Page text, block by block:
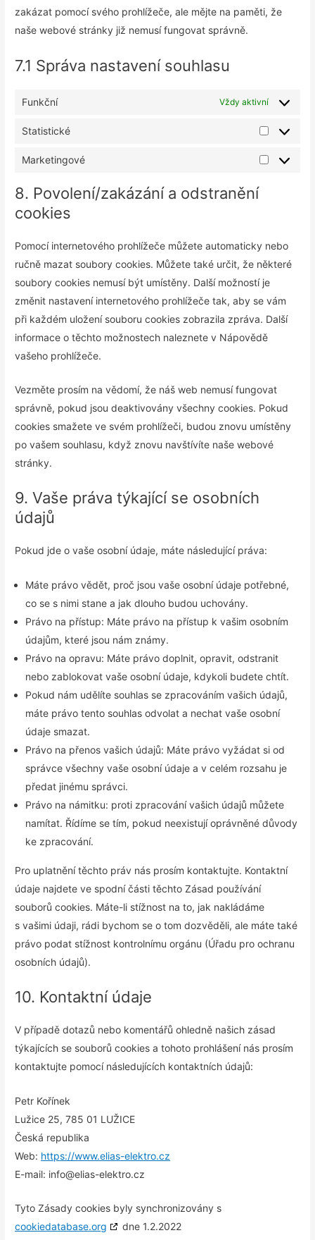
zakázat pomocí svého prohlížeče, ale mějte na paměti, že
naše webové stránky již nemusí fungovat správně.
7.1 Správa nastavení souhlasu
Funkční Vždy aktivní
Statistické
Marketingové
8. Povolení/zakázání a odstranění
cookies
Pomocí internetového prohlížeče můžete automaticky nebo
ručně mazat soubory cookies. Můžete také určit, že některé
soubory cookies nemusí být umístěny. Další možností je
změnit nastavení internetového prohlížeče tak, aby se vám
při každém uložení souboru cookies zobrazila zpráva. Další
informace o těchto možnostech naleznete v Nápovědě
vašeho prohlížeče.
Vezměte prosím na vědomí, že náš web nemusí fungovat
správně, pokud jsou deaktivovány všechny cookies. Pokud
cookies smažete ve svém prohlížeči, budou znovu umístěny
po vašem souhlasu, když znovu navštívíte naše webové
stránky.
9. Vaše práva týkající se osobních
údajů
Pokud jde o vaše osobní údaje, máte následující práva:
Máte právo vědět, proč jsou vaše osobní údaje potřebné,
co se s nimi stane a jak dlouho budou uchovány.
Právo na přístup: Máte právo na přístup k vašim osobním
údajům, které jsou nám známy.
Právo na opravu: Máte právo doplnit, opravit, odstranit
nebo zablokovat vaše osobní údaje, kdykoli budete chtít.
Pokud nám udělíte souhlas se zpracováním vašich údajů,
máte právo tento souhlas odvolat a nechat vaše osobní
údaje smazat.
Právo na přenos vašich údajů: Máte právo vyžádat si od
správce všechny vaše osobní údaje a v celém rozsahu je
předat jinému správci.
Právo na námitku: proti zpracování vašich údajů můžete
namítat. Řídíme se tím, pokud neexistují oprávněné důvody
ke zpracování.
Pro uplatnění těchto práv nás prosím kontaktujte. Kontaktní
údaje najdete ve spodní části těchto Zásad používání
souborů cookies. Máte-li stížnost na to, jak nakládáme
s vašimi údaji, rádi bychom se o tom dozvěděli, ale máte také
právo podat stížnost kontrolnímu orgánu (Úřadu pro ochranu
osobních údajů).
10. Kontaktní údaje
V případě dotazů nebo komentářů ohledně našich zásad
týkajících se souborů cookies a tohoto prohlášení nás prosím
kontaktujte pomocí následujících kontaktních údajů:
Petr Kořínek
Lužice 25, 785 01 LUŽICE
Česká republika
Web: https://www.elias-elektro.cz
E-mail: info@elias-elektro.cz
Tyto Zásady cookies byly synchronizovány s
cookiedatabase.org
dne 1.2.2022